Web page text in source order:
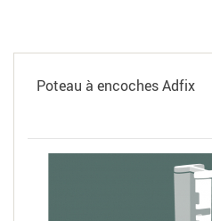
Poteau à encoches Adfix